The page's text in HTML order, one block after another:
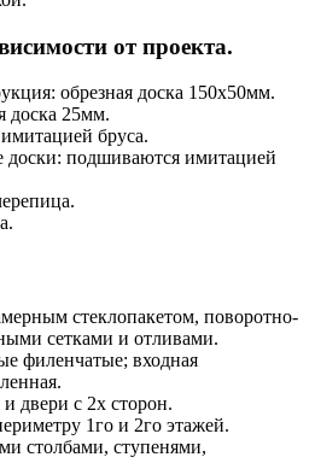
от проекта.
обрезная доска 150х50мм.
доска 25мм.
бруса.
доски: подшиваются имитацией
стеклопакетом, поворотно-
сетками и отливами.
филенчатые; входная
двери с 2х сторон.
1го и 2го этажей.
столбами, ступенями,